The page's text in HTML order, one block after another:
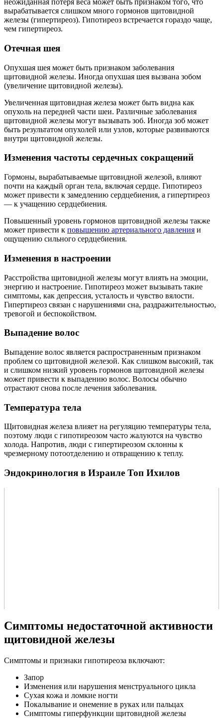
неожиданная потеря веса может быть признаком того, что
вырабатывается слишком много гормонов щитовидной
железы (гипертиреоз). Гипотиреоз встречается гораздо чаще,
чем гипертиреоз.
Отечная шея
Опухшая шея может быть признаком заболевания
щитовидной железы. Иногда опухшая шея вызвана зобом
(увеличение щитовидной железы).
Увеличенная щитовидная железа может быть видна как
опухоль на передней части шеи. Различные заболевания
щитовидной железы могут вызывать зоб. Иногда зоб может
быть результатом опухолей или узлов, которые развиваются
внутри щитовидной железы.
Изменения частоты сердечных сокращений
Гормоны, вырабатываемые щитовидной железой, влияют
почти на каждый орган тела, включая сердце. Гипотиреоз
может привести к замедлению сердцебиения, а гипертиреоз
— к учащению сердцебиения.
Повышенный уровень гормонов щитовидной железы также
может привести к повышению артериального давления и
ощущению сильного сердцебиения.
Изменения в настроении
Расстройства щитовидной железы могут влиять на эмоции,
энергию и настроение. Гипотиреоз может вызывать такие
симптомы, как депрессия, усталость и чувство вялости.
Гипертиреоз связан с нарушениями сна, раздражительностью,
тревогой и беспокойством.
Выпадение волос
Выпадение волос является распространенным признаком
проблем со щитовидной железой. Как слишком высокий, так
и слишком низкий уровень гормонов щитовидной железы
может привести к выпадению волос. Волосы обычно
отрастают снова после лечения заболевания.
Температура тела
Щитовидная железа влияет на регуляцию температуры тела,
поэтому люди с гипотиреозом часто жалуются на чувство
холода. Напротив, люди с гипертиреозом склонны к
чрезмерному потоотделению и отвращению к теплу.
Эндокринология в Израиле Топ Ихилов
Симптомы недостаточной активности
щитовидной железы
Симптомы и признаки гипотиреоза включают:
Запор
Изменения или нарушения менструального цикла
Сухая кожа и ломкие ногти
Покалывание и онемение в руках или пальцах
Симптомы гиперфункции щитовидной железы